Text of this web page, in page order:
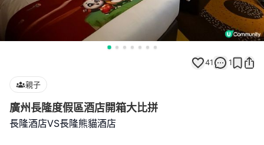
41 1
親子
廣州長隆度假區酒店開箱大比拼
長隆酒店VS長隆熊貓酒店